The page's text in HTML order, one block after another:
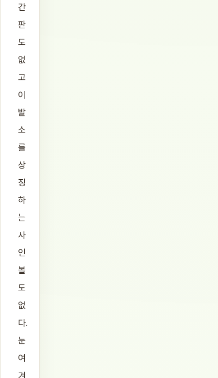
간
판
도
없
고
이
발
소
를
상
징
하
는
사
인
볼
도
없
다.
눈
여
겨